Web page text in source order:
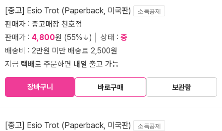
[중고] Esio Trot (Paperback, 미국판) 소득공제
판매자 : 중고매장 천호점
판매가 : 4,800원 (55%↓) │ 상태 : 중
배송비 : 2만원 미만 배송료 2,500원
지금 택배로 주문하면 내일 출고 가능
장바구니 바로구매 보관함
[중고] Esio Trot (Paperback, 미국판) 소득공제